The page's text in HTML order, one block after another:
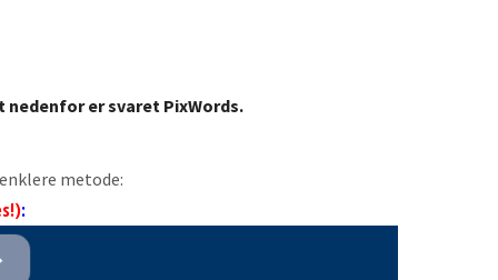
er svaret PixWords.
metode:
: